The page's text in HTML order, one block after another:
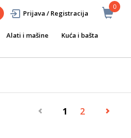
0
Prijava / Registracija
Alati i mašine
Kuća i bašta
1 2